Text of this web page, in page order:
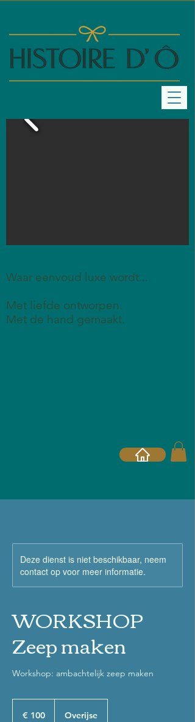
Waar eenvoud luxe wordt...
Met liefde ontworpen.
Met de hand gemaakt.
Deze dienst is niet beschikbaar, neem
contact op voor meer informatie.
WORKSHOP
Zeep maken
Workshop: ambachtelijk zeep maken
€ 100 Overijse